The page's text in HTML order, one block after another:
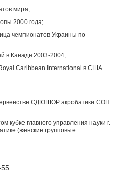
мира;
2000 года;
чемпионатов Украины по
в Канаде 2003-2004;
Caribbean International в США
СДЮШОР акробатики СОП
кубке главного управления науки г.
(женские групповые